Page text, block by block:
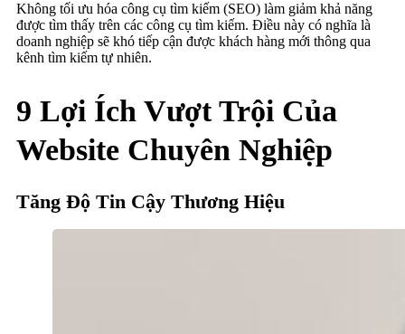
Không tối ưu hóa công cụ tìm kiếm (SEO) làm giảm khả năng
được tìm thấy trên các công cụ tìm kiếm. Điều này có nghĩa là
doanh nghiệp sẽ khó tiếp cận được khách hàng mới thông qua
kênh tìm kiếm tự nhiên.
9 Lợi Ích Vượt Trội Của
Website Chuyên Nghiệp
Tăng Độ Tin Cậy Thương Hiệu